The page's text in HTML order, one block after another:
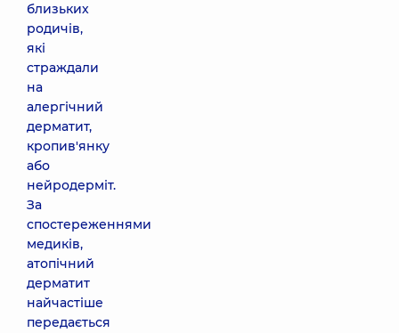
близьких
родичів,
які
страждали
на
алергічний
дерматит,
кропив'янку
або
нейродерміт.
За
спостереженнями
медиків,
атопічний
дерматит
найчастіше
передається